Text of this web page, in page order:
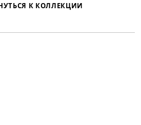
К КОЛЛЕКЦИИ